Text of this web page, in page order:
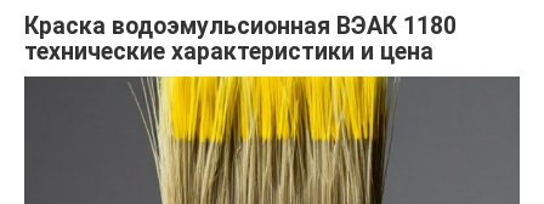
Краска водоэмульсионная ВЭАК 1180
технические характеристики и цена